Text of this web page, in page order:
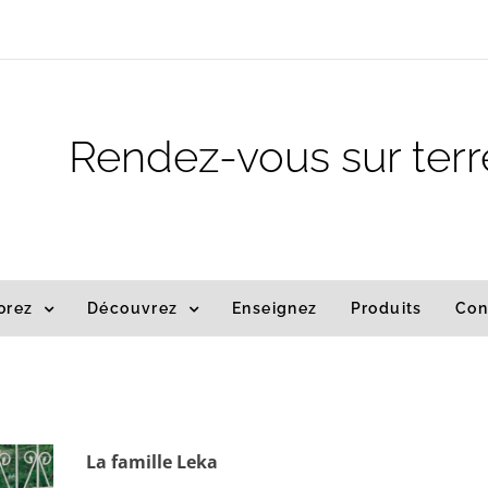
Rendez-vous sur
Découvrez Enseignez Produits
La famille Leka